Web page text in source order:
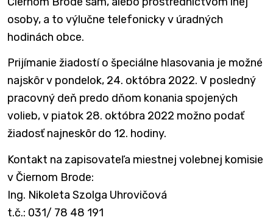
osoby, a to výlučne telefonicky v úradných
hodinách obce.
Prijímanie žiadostí o špeciálne hlasovania je možné
najskôr v pondelok, 24. októbra 2022. V posledný
pracovný deň predo dňom konania spojených
volieb, v piatok 28. októbra 2022 možno podať
žiadosť najneskôr do 12. hodiny.
Kontakt na zapisovateľa miestnej volebnej komisie
v Čiernom Brode:
Ing. Nikoleta Szolga Uhrovičová
t.č.: 031/ 78 48 191